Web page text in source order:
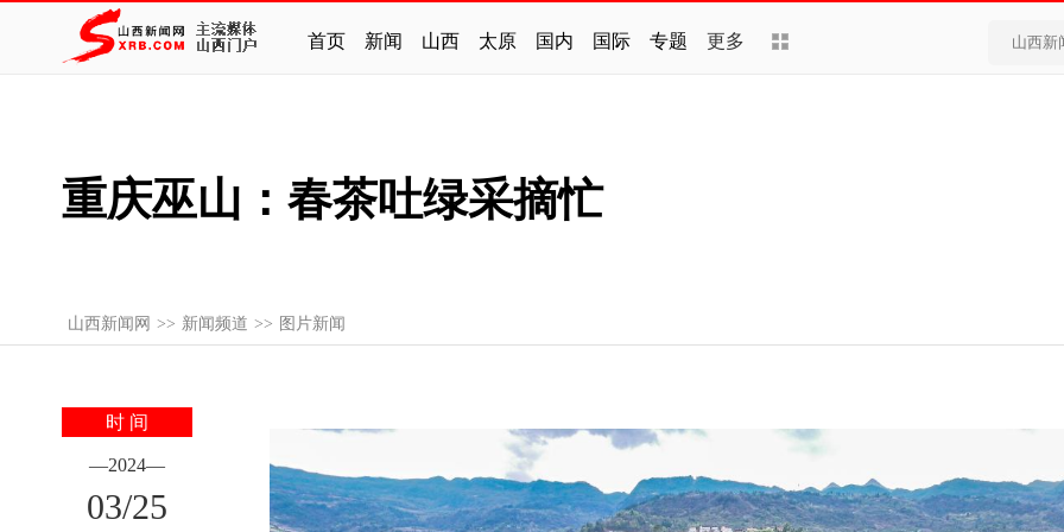
首页 新闻 山西 太原 国内 国际 专题 更多
重庆巫山：春茶吐绿采摘忙
山西新闻网 >> 新闻频道 >> 图片新闻
时 间
—2024—
03/25